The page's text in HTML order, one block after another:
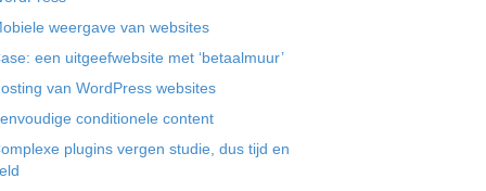
weergave van websites
een uitgeefwebsite met ‘betaalmuur’
van WordPress websites
conditionele content
plugins vergen studie, dus tijd en